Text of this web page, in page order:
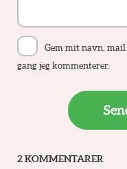
Gem mit navn, mail
gang jeg kommenterer.
2 KOMMENTARER